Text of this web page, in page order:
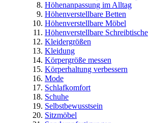
Höhenanpassung im Alltag
Höhenverstellbare Betten
Höhenverstellbare Möbel
Höhenverstellbare Schreibtische
Kleidergrößen
Kleidung
Körpergröße messen
Körperhaltung verbessern
Mode
Schlafkomfort
Schuhe
Selbstbewusstsein
Sitzmöbel